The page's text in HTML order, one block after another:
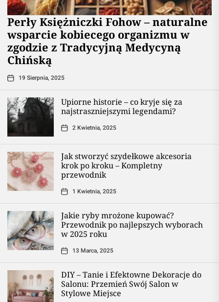
Perły Księżniczki Fohow – naturalne
wsparcie kobiecego organizmu w
zgodzie z Tradycyjną Medycyną
Chińską
19 Sierpnia, 2025
Upiorne historie – co kryje się za
najstraszniejszymi legendami?
2 Kwietnia, 2025
Jak stworzyć szydełkowe akcesoria
krok po kroku – Kompletny
przewodnik
1 Kwietnia, 2025
Jakie ryby mrożone kupować?
Przewodnik po najlepszych wyborach
w 2025 roku
13 Marca, 2025
DIY – Tanie i Efektowne Dekoracje do
Salonu: Przemień Swój Salon w
Stylowe Miejsce